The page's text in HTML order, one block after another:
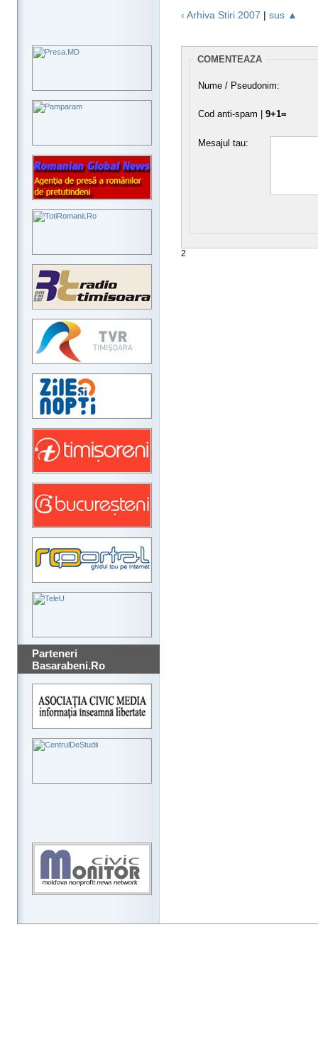
Parteneri
Basarabeni.Ro
‹ Arhiva Stiri 2007 | sus ▲
COMENTEAZA
Nume / Pseudonim:
Cod anti-spam | 9+1=
Mesajul tau:
2